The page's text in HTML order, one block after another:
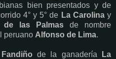
bien presentados y de
4° y 5° de La Carolinay
de las Palmas de nombre
peruano Alfonso de Lima.
Fandiño de la ganadería
La